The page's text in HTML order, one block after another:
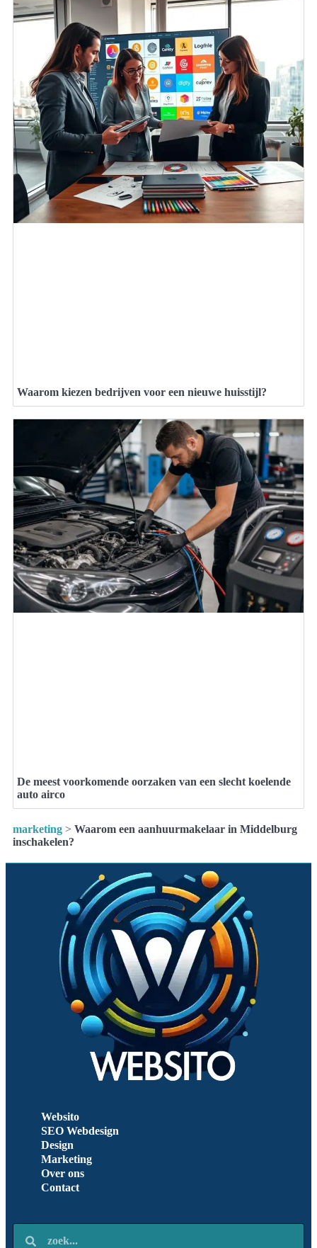
Waarom kiezen bedrijven voor een nieuwe huisstijl?
De meest voorkomende oorzaken van een slecht koelende
auto airco
marketing > Waarom een aanhuurmakelaar in Middelburg
inschakelen?
Websito
SEO Webdesign
Design
Marketing
Over ons
Contact